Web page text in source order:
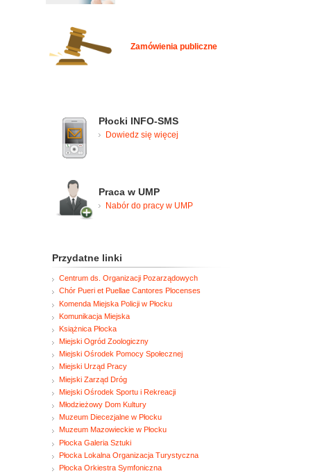
Zamówienia publiczne
Płocki INFO-SMS
Dowiedz się więcej
Praca w UMP
Nabór do pracy w UMP
Przydatne linki
Centrum ds. Organizacji Pozarządowych
Chór Pueri et Puellae Cantores Plocenses
Komenda Miejska Policji w Płocku
Komunikacja Miejska
Książnica Płocka
Miejski Ogród Zoologiczny
Miejski Ośrodek Pomocy Społecznej
Miejski Urząd Pracy
Miejski Zarząd Dróg
Miejski Ośrodek Sportu i Rekreacji
Młodzieżowy Dom Kultury
Muzeum Diecezjalne w Płocku
Muzeum Mazowieckie w Płocku
Płocka Galeria Sztuki
Płocka Lokalna Organizacja Turystyczna
Płocka Orkiestra Symfoniczna